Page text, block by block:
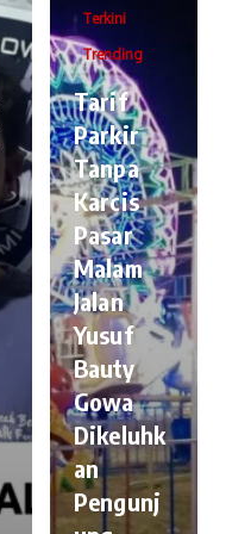
Terkini
Trending
Tarif
Parkir
Tanpa
Karcis
Pasar
Malam
Jalan
Yusuf
Bauty
Gowa
Dikeluhk
an
Pengunj